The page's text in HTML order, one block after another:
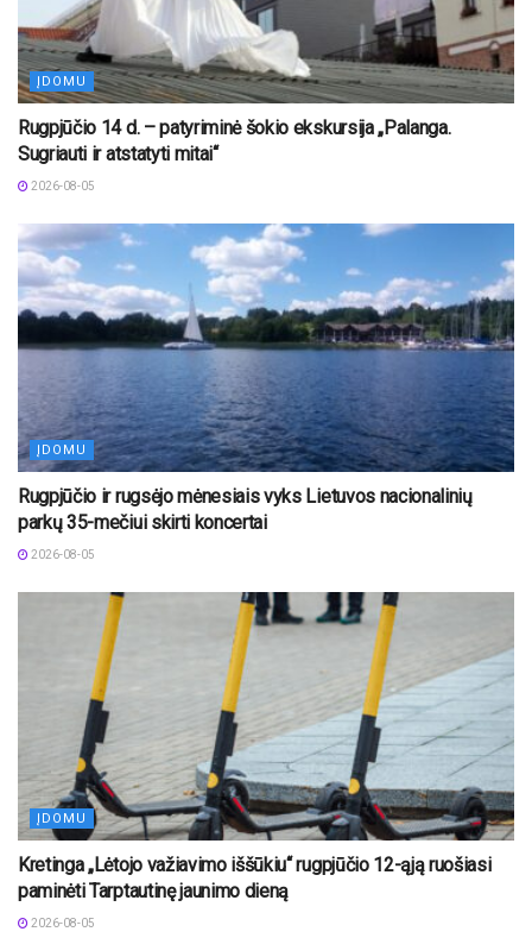
ĮDOMU
Rugpjūčio 14 d. – patyriminė šokio ekskursija „Palanga.
Sugriauti ir atstatyti mitai“
2026-08-05
ĮDOMU
Rugpjūčio ir rugsėjo mėnesiais vyks Lietuvos nacionalinių
parkų 35-mečiui skirti koncertai
2026-08-05
ĮDOMU
Kretinga „Lėtojo važiavimo iššūkiu“ rugpjūčio 12-ąją ruošiasi
paminėti Tarptautinę jaunimo dieną
2026-08-05